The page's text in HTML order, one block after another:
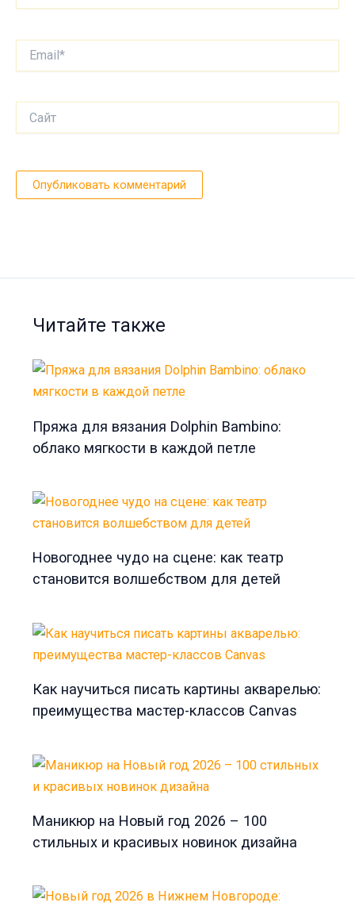
Читайте также
Пряжа для вязания Dolphin Bambino:
облако мягкости в каждой петле
Новогоднее чудо на сцене: как театр
становится волшебством для детей
Как научиться писать картины акварелью:
преимущества мастер-классов Canvas
Маникюр на Новый год 2026 – 100
стильных и красивых новинок дизайна